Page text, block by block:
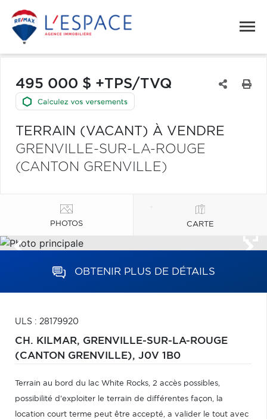
495 000 $ +TPS/TVQ
TERRAIN (VACANT) À VENDRE
GRENVILLE-SUR-LA-ROUGE
(CANTON GRENVILLE)
PHOTOS CARTE
OBTENIR PLUS DE DÉTAILS
ULS : 28179920
CH. KILMAR, GRENVILLE-SUR-LA-ROUGE
(CANTON GRENVILLE), J0V 1B0
Terrain au bord du lac White Rocks, 2 accès possibles,
possibilité d'exploiter le terrain de différentes façon, la
location court terme peut être accepté, a valider le tout avec